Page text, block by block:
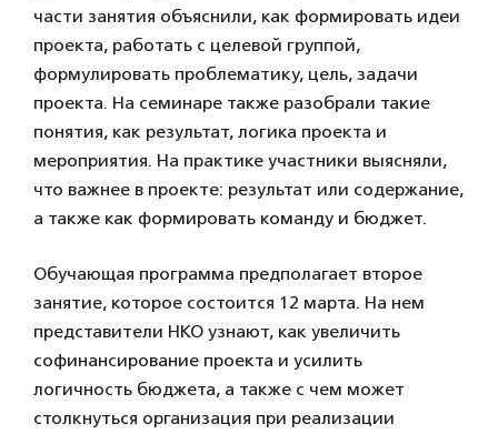
части занятия объяснили, как формировать идеи
проекта, работать с целевой группой,
формулировать проблематику, цель, задачи
проекта. На семинаре также разобрали такие
понятия, как результат, логика проекта и
мероприятия. На практике участники выясняли,
что важнее в проекте: результат или содержание,
а также как формировать команду и бюджет.
Обучающая программа предполагает второе
занятие, которое состоится 12 марта. На нем
представители НКО узнают, как увеличить
софинансирование проекта и усилить
логичность бюджета, а также с чем может
столкнуться организация при реализации